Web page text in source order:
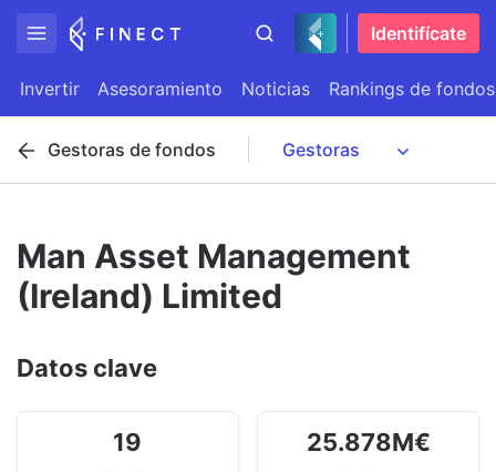
Identifícate
Invertir Asesoramiento Noticias Rankings de fondos
Gestoras de fondos
Man Asset Management
(Ireland) Limited
Datos clave
19 25.878M€